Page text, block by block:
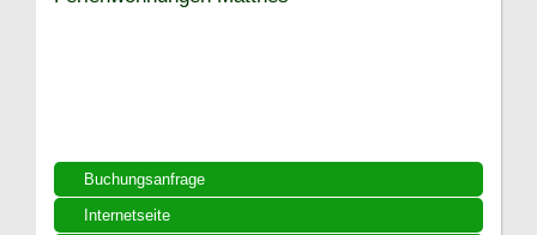
Buchungsanfrage
Internetseite